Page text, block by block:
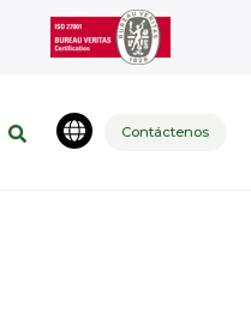
Contáctenos
Este es un campo de
No hay sugerencias